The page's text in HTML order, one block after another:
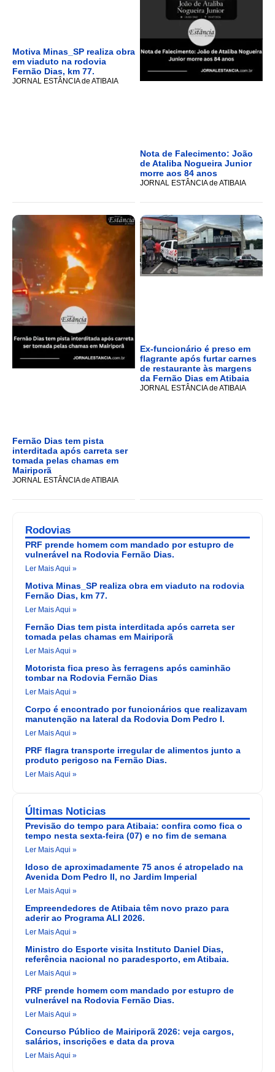
Motiva Minas_SP realiza obra
em viaduto na rodovia
Fernão Dias, km 77.
JORNAL ESTÂNCIA de ATIBAIA
Nota de Falecimento: João
de Ataliba Nogueira Junior
morre aos 84 anos
JORNAL ESTÂNCIA de ATIBAIA
Fernão Dias tem pista
interditada após carreta ser
tomada pelas chamas em
Mairiporã
JORNAL ESTÂNCIA de ATIBAIA
Ex-funcionário é preso em
flagrante após furtar carnes
de restaurante às margens
da Fernão Dias em Atibaia
JORNAL ESTÂNCIA de ATIBAIA
Rodovias
PRF prende homem com mandado por estupro de
vulnerável na Rodovia Fernão Dias.
Ler Mais Aqui »
Motiva Minas_SP realiza obra em viaduto na rodovia
Fernão Dias, km 77.
Ler Mais Aqui »
Fernão Dias tem pista interditada após carreta ser
tomada pelas chamas em Mairiporã
Ler Mais Aqui »
Motorista fica preso às ferragens após caminhão
tombar na Rodovia Fernão Dias
Ler Mais Aqui »
Corpo é encontrado por funcionários que realizavam
manutenção na lateral da Rodovia Dom Pedro I.
Ler Mais Aqui »
PRF flagra transporte irregular de alimentos junto a
produto perigoso na Fernão Dias.
Ler Mais Aqui »
Últimas Noticias
Previsão do tempo para Atibaia: confira como fica o
tempo nesta sexta-feira (07) e no fim de semana
Ler Mais Aqui »
Idoso de aproximadamente 75 anos é atropelado na
Avenida Dom Pedro II, no Jardim Imperial
Ler Mais Aqui »
Empreendedores de Atibaia têm novo prazo para
aderir ao Programa ALI 2026.
Ler Mais Aqui »
Ministro do Esporte visita Instituto Daniel Dias,
referência nacional no paradesporto, em Atibaia.
Ler Mais Aqui »
PRF prende homem com mandado por estupro de
vulnerável na Rodovia Fernão Dias.
Ler Mais Aqui »
Concurso Público de Mairiporã 2026: veja cargos,
salários, inscrições e data da prova
Ler Mais Aqui »